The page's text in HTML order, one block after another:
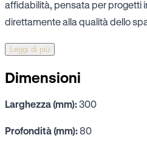
affidabilità, pensata per progetti
direttamente alla qualità dello
Leggi di più
Dimensioni
Larghezza (mm):300
Profondità (mm):80